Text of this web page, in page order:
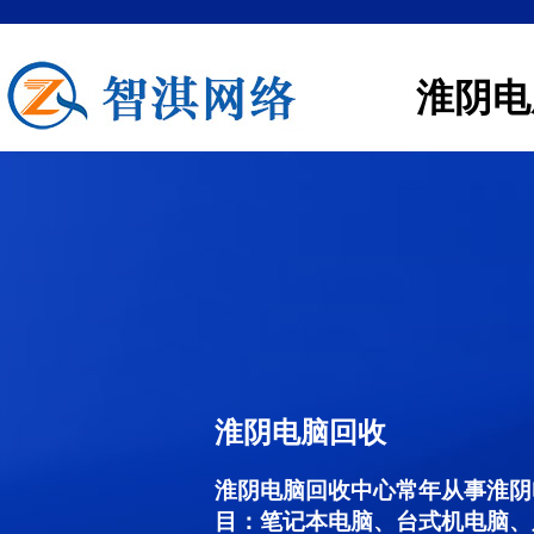
淮阴
淮阴电脑回收
淮阴电脑回收中心常年从事淮
目：笔记本电脑、台式机电脑